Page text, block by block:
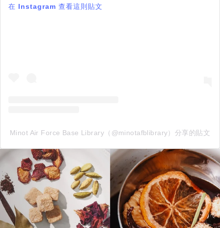
在 Instagram 查看這則貼文
Minot Air Force Base Library（@minotafblibrary）分享的貼文